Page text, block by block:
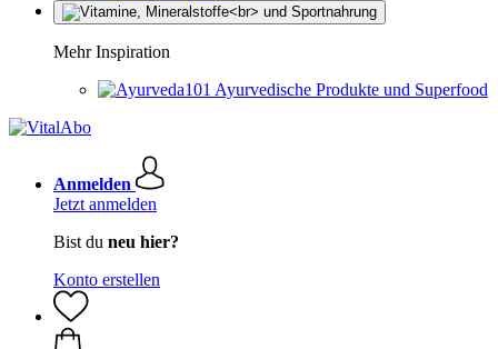
Mehr Inspiration
Ayurvedische Produkte und Superfood
Anmelden
Jetzt anmelden
Bist du neu hier?
Konto erstellen